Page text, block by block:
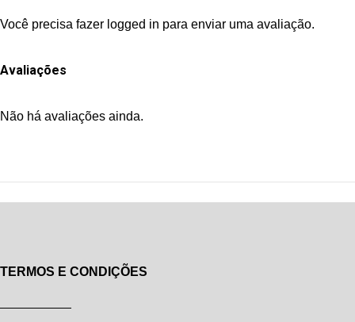
Avaliações
Não há avaliações ainda.
Você precisa fazer logged in para enviar uma avaliação.
TERMOS E CONDIÇÕES